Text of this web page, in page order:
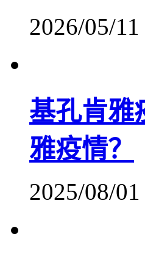
2026/05/11
基孔肯雅
雅疫情？
2025/08/01